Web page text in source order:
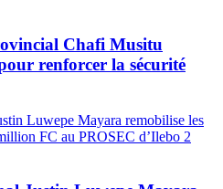
Chafi Musitu
renforcer la sécurité